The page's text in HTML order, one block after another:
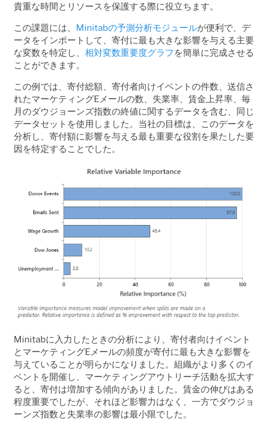
貴重な時間とリソースを保護する際に役立ちます。
この課題には、
Minitabの予測分析モジュールが便利で、デ
ータをインポートして、寄付に最も大きな影響を与える主要
な変数を特定し、 相対変数重要度グラフ を簡単に完成させる
ことができます。
この例では、寄付総額、寄付者向けイベントの件数、送信さ
れたマーケティングEメールの数、失業率、賃金上昇率、毎
月のダウジョーンズ指数の終値に関するデータを含む、同じ
データセットを使用しました。当社の目標は、このデータを
分析し、寄付額に影響を与える最も重要な役割を果たした要
因を特定することでした。
Minitabに入力したときの分析により、寄付者向けイベント
とマーケティングEメールの頻度が寄付に最も大きな影響を
与えていることが明らかになりました。組織がより多くのイ
ベントを開催し、マーケティングアウトリーチ活動を拡大す
ると、寄付は増加する傾向がありました。賃金の伸びはある
程度重要でしたが、それほど影響力はなく、一方でダウジョ
ーンズ指数と失業率の影響は最小限でした。